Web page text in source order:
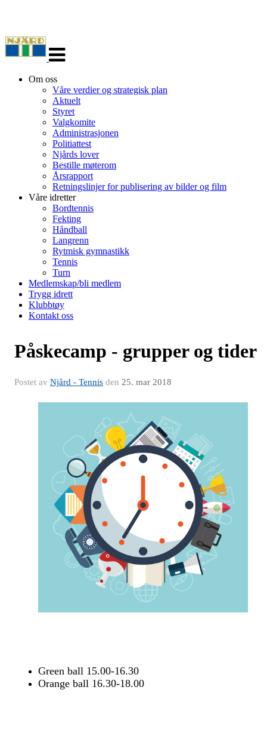
navigasjon
Om oss
Våre verdier og strategisk plan
Aktuelt
Styret
Valgkomite
Administrasjonen
Politiattest
Njårds lover
Bestille møterom
Årsrapport
Retningslinjer for publisering av bilder og film
Våre idretter
Bordtennis
Fekting
Håndball
Langrenn
Rytmisk gymnastikk
Tennis
Turn
Medlemskap/bli medlem
Trygg idrett
Klubbtøy
Kontakt oss
Påskecamp - grupper og tider
Postet av Njård - Tennis den 25. mar 2018
Green ball 15.00-16.30
Orange ball 16.30-18.00